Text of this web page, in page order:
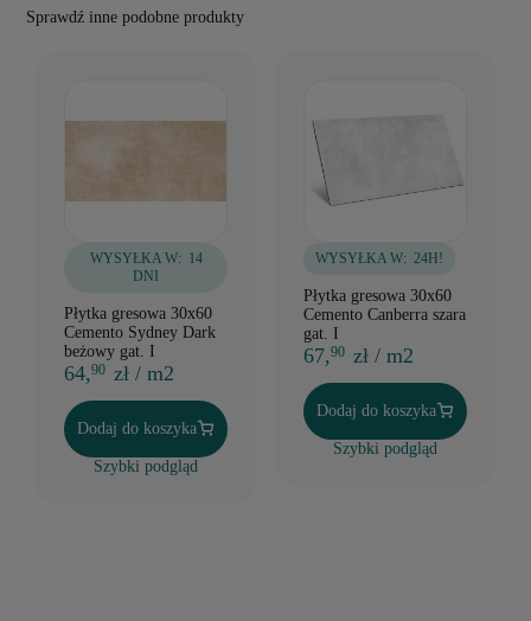
Sprawdź inne podobne produkty
WYSYŁKA W: 14
DNI
Płytka gresowa 30x60
Cemento Sydney Dark
beżowy gat. I
64,90 zł / m2
Dodaj do koszyka
Szybki podgląd
WYSYŁKA W: 24H!
Płytka gresowa 30x60
Cemento Canberra szara
gat. I
67,90 zł / m2
Dodaj do koszyka
Szybki podgląd